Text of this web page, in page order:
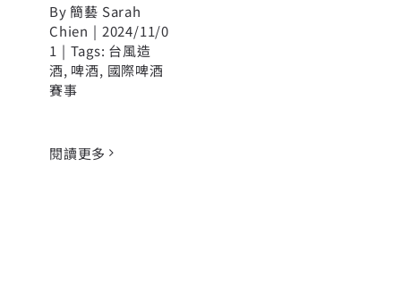
By簡藝 Sarah
Chien | 2024/11/0
1 | Tags: 台風造
酒, 啤酒, 國際啤酒
賽事
閱讀更多